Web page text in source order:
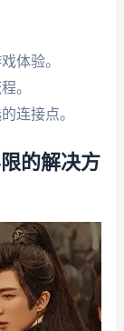
体验。
。
连接点。
的解决方